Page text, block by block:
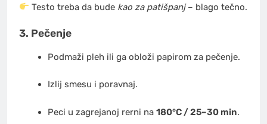
Testo treba da bude kao za patišpanj– blago tečno.
3. Pečenje
Podmaži pleh ili ga obloži papirom za pečenje.
Izlij smesu i poravnaj.
Peci u zagrejanoj rerni na 180°C / 25–30 min.